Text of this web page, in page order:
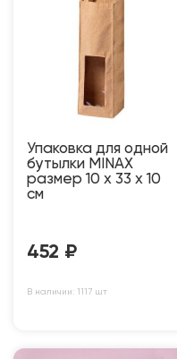
Упаковка для одной
бутылки MINAX
размер 10 х 33 х 10
см
452 ₽
В наличии: 1117 шт